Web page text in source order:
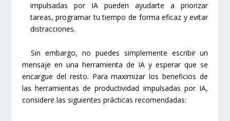
impulsadas por IA pueden ayudarte a priorizar
tareas, programar tu tiempo de forma eficaz y evitar
distracciones.
Sin embargo, no puedes simplemente escribir un
mensaje en una herramienta de IA y esperar que se
encargue del resto. Para maximizar los beneficios de
las herramientas de productividad impulsadas por IA,
considere las siguientes prácticas recomendadas: